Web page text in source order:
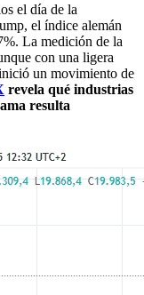
el día de la
el índice alemán
La medición de la
con una ligera
un movimiento de
revela qué industrias
resulta